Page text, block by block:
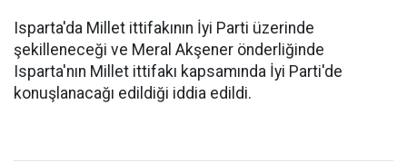
Isparta'da Millet ittifakının İyi Parti üzerinde
şekilleneceği ve Meral Akşener önderliğinde
Isparta'nın Millet ittifakı kapsamında İyi Parti'de
konuşlanacağı edildiği iddia edildi.